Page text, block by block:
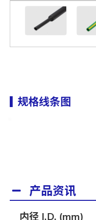
规格线条图
产品资讯
内径 I.D. (mm)